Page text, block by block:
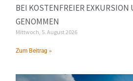
BEI KOSTENFREIER EXKURSION
GENOMMEN
Mittwoch, 5. August 2026
Zum Beitrag »